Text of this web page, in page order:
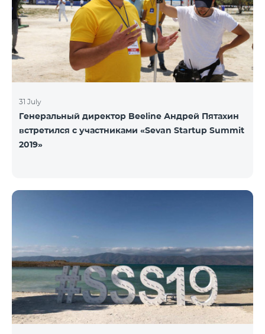
31 July
Генеральный директор Beeline Андрей Пятахин
встретился с участниками «Sevan Startup Summit
2019»